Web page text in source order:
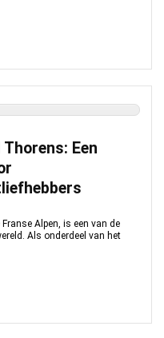
Een
Alpen, is een van de
Als onderdeel van het